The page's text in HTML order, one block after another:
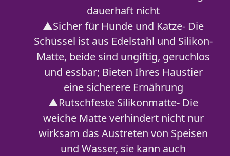
dauerhaft nicht
▲Sicher für Hunde und Katze- Die
Schüssel ist aus Edelstahl und Silikon-
Matte, beide sind ungiftig, geruchlos
und essbar; Bieten Ihres Haustier
eine sicherere Ernährung
▲Rutschfeste Silikonmatte- Die
weiche Matte verhindert nicht nur
wirksam das Austreten von Speisen
und Wasser, sie kann auch